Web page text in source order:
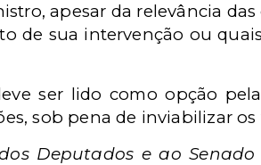
apesar da relevância
de sua intervenção ou
ser lido como opção
sob pena de inviabilizar
Deputados e ao